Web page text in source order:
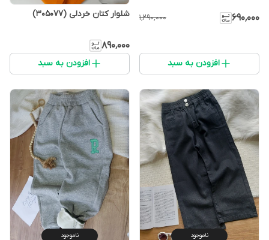
۶۹۰٬۰۰۰ ۱٬۲۹۰٬۰۰۰
افزودن به سبد
شلوار کتان خردلی (305077)
۸۹۰٬۰۰۰
افزودن به سبد
ناموجود ناموجود